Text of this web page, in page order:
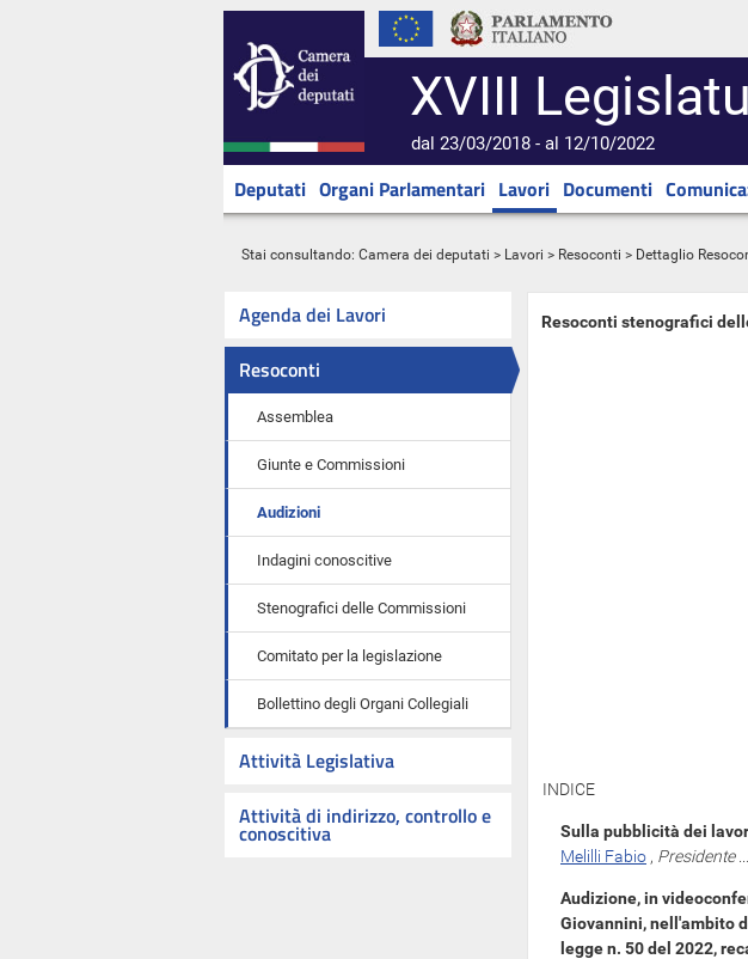
XVIII
dal 23/03/2018 - al 12/10/2022
Deputati Organi Parlamentari Lavori Documenti
Stai consultando: Camera dei deputati > Lavori > Resoconti > Dettaglio
Agenda dei Lavori
Resoconti
Assemblea
Giunte e Commissioni
Audizioni
Indagini conoscitive
Stenografici delle Commissioni
Comitato per la legislazione
Bollettino degli Organi Collegiali
Attività Legislativa
Attività di indirizzo, controllo e
conoscitiva
Resoconti stenografici
INDICE
Sulla pubblicità dei
Melilli Fabio , Presidente...
Audizione, in
Giovannini, nell'ambito
legge n. 50 del 2022,